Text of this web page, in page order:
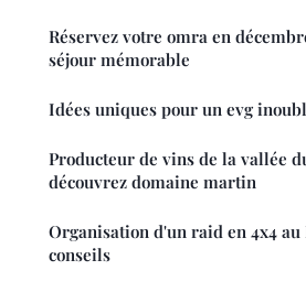
Réservez votre omra en
séjour mémorable
Idées uniques pour un evg
Producteur de vins de la vallée
découvrez domaine martin
Organisation d'un raid en 4x4 au
conseils